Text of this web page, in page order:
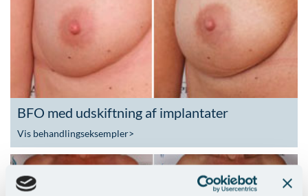
BFO med udskiftning af implantater
Vis behandlingseksempler>